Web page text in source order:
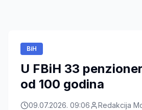
BiH
U FBiH 33
od 100 godina
09.07.2026. 09:06 Redakcija